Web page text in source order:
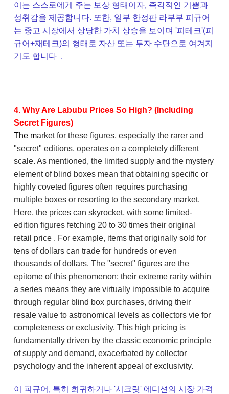
이는 스스로에게 주는 보상 형태이자, 즉각적인 기쁨과
성취감을 제공합니다. 또한, 일부 한정판 라부부 피규어
는 중고 시장에서 상당한 가치 상승을 보이며 '피테크'(피
규어+재테크)의 형태로 자산 또는 투자 수단으로 여겨지
기도 합니다 .
4. Why Are Labubu Prices So High? (Including
Secret Figures)
The market for these figures, especially the rarer and
"secret" editions, operates on a completely different
scale. As mentioned, the limited supply and the mystery
element of blind boxes mean that obtaining specific or
highly coveted figures often requires purchasing
multiple boxes or resorting to the secondary market.
Here, the prices can skyrocket, with some limited-
edition figures fetching 20 to 30 times their original
retail price . For example, items that originally sold for
tens of dollars can trade for hundreds or even
thousands of dollars. The "secret" figures are the
epitome of this phenomenon; their extreme rarity within
a series means they are virtually impossible to acquire
through regular blind box purchases, driving their
resale value to astronomical levels as collectors vie for
completeness or exclusivity. This high pricing is
fundamentally driven by the classic economic principle
of supply and demand, exacerbated by collector
psychology and the inherent appeal of exclusivity.
이 피규어, 특히 희귀하거나 '시크릿' 에디션의 시장 가격